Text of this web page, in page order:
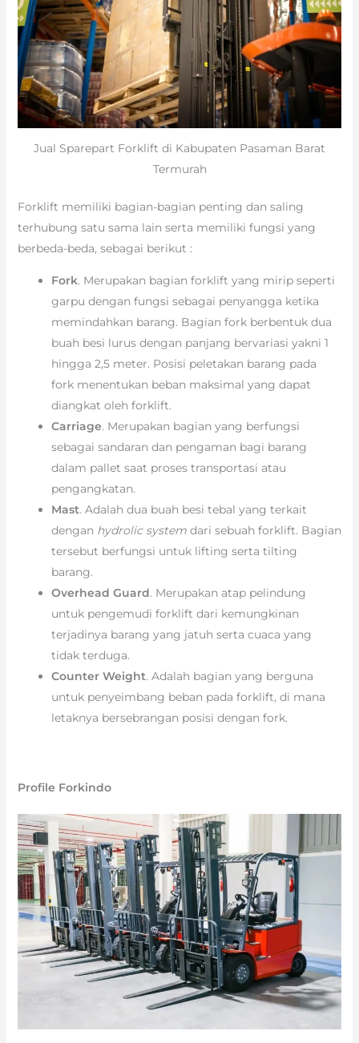
Jual Sparepart Forklift di Kabupaten Pasaman Barat
Termurah
Forklift memiliki bagian-bagian penting dan saling
terhubung satu sama lain serta memiliki fungsi yang
berbeda-beda, sebagai berikut :
Fork. Merupakan bagian forklift yang mirip seperti
garpu dengan fungsi sebagai penyangga ketika
memindahkan barang. Bagian fork berbentuk dua
buah besi lurus dengan panjang bervariasi yakni 1
hingga 2,5 meter. Posisi peletakan barang pada
fork menentukan beban maksimal yang dapat
diangkat oleh forklift.
Carriage. Merupakan bagian yang berfungsi
sebagai sandaran dan pengaman bagi barang
dalam pallet saat proses transportasi atau
pengangkatan.
Mast. Adalah dua buah besi tebal yang terkait
dengan hydrolic systemdari sebuah forklift. Bagian
tersebut berfungsi untuk lifting serta tilting
barang.
Overhead Guard. Merupakan atap pelindung
untuk pengemudi forklift dari kemungkinan
terjadinya barang yang jatuh serta cuaca yang
tidak terduga.
Counter Weight. Adalah bagian yang berguna
untuk penyeimbang beban pada forklift, di mana
letaknya bersebrangan posisi dengan fork.
Profile Forkindo